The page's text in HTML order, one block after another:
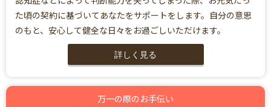
た頃の契約に基づいてあなたをサポートをします。自分の意思
のもと、安心して健全な日々をお過ごしいただけます。
詳しく見る
万一の際のお手伝い